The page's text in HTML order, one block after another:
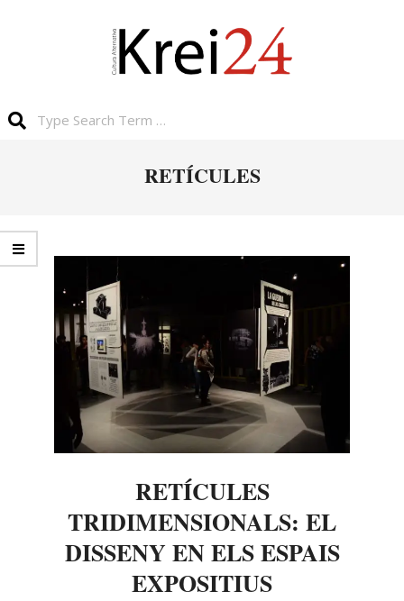
RETÍCULES
RETÍCULES
TRIDIMENSIONALS: EL
DISSENY EN ELS ESPAIS
EXPOSITIUS